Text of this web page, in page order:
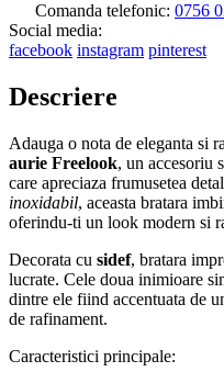
Comanda telefonic: 0756
Social media:
facebook instagram pinterest
Descriere
Adauga o nota de eleganta si
aurie Freelook, un accesoriu
care apreciaza frumusetea
inoxidabil, aceasta bratara
oferindu-ti un look modern si
Decorata cu sidef, bratara
lucrate. Cele doua inimioare
dintre ele fiind accentuata de
de rafinament.
Caracteristici principale: